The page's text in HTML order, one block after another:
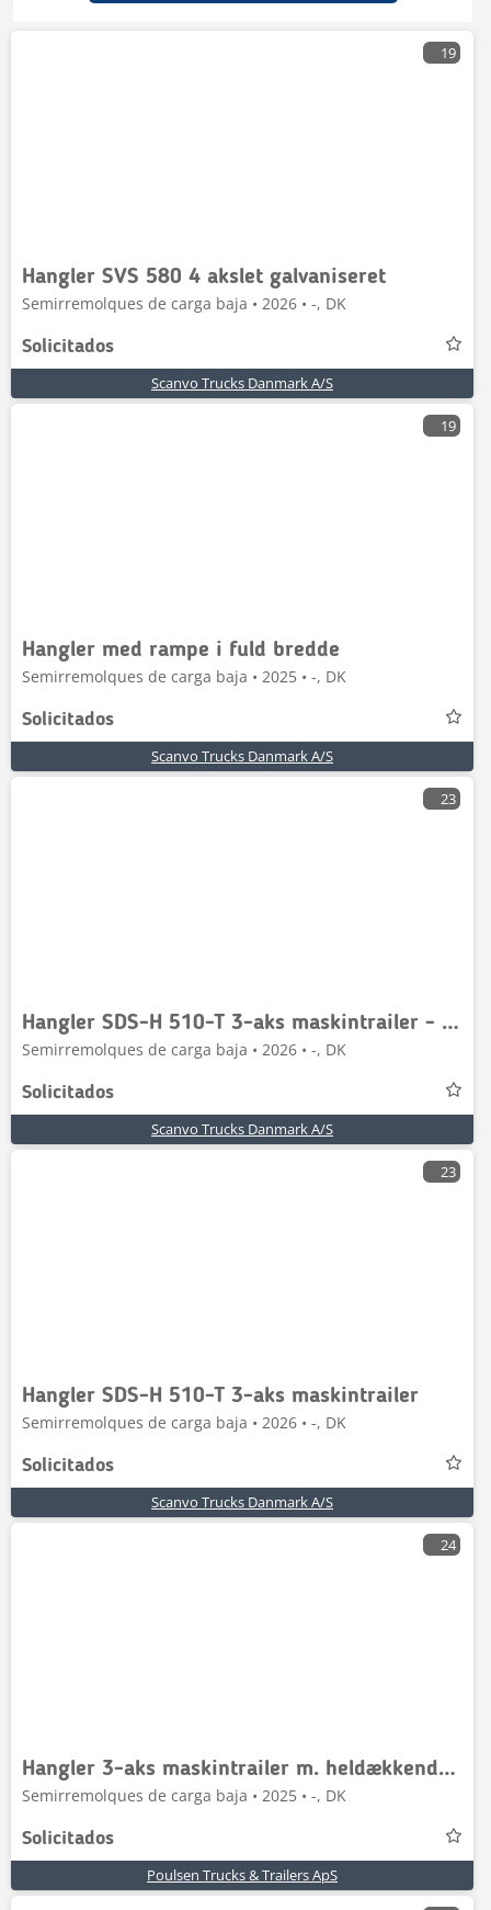
19
Hangler SVS 580 4 akslet galvaniseret
Semirremolques de carga baja • 2026 • -, DK
Solicitados
Scanvo Trucks Danmark A/S
19
Hangler med rampe i fuld bredde
Semirremolques de carga baja • 2025 • -, DK
Solicitados
Scanvo Trucks Danmark A/S
23
Hangler SDS-H 510-T 3-aks maskintrailer - dobbelt ramper
Semirremolques de carga baja • 2026 • -, DK
Solicitados
Scanvo Trucks Danmark A/S
23
Hangler SDS-H 510-T 3-aks maskintrailer
Semirremolques de carga baja • 2026 • -, DK
Solicitados
Scanvo Trucks Danmark A/S
24
Hangler 3-aks maskintrailer m. heldækkende rampe
Semirremolques de carga baja • 2025 • -, DK
Solicitados
Poulsen Trucks & Trailers ApS